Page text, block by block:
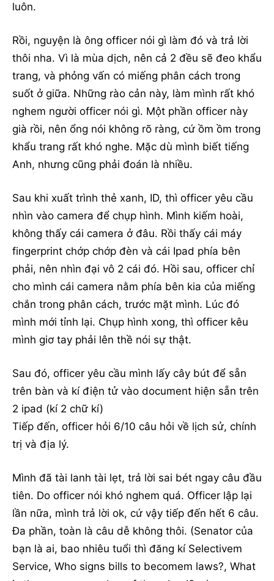
luôn.
Rồi, nguyện là ông officer nói gì làm đó và trả lời
thôi nha. Vì là mùa dịch, nên cả 2 đều sẽ đeo khẩu
trang, và phỏng vấn có miếng phân cách trong
suốt ở giữa. Những rào cản này, làm mình rất khó
nghem người officer nói gì. Một phần officer này
già rồi, nên ổng nói không rõ ràng, cứ ồm ồm trong
khẩu trang rất khó nghe. Mặc dù mình biết tiếng
Anh, nhưng cũng phải đoán là nhiều.
Sau khi xuất trình thẻ xanh, ID, thì officer yêu cầu
nhìn vào camera để chụp hình. Mình kiếm hoài,
không thấy cái camera ở đâu. Rồi thấy cái máy
fingerprint chớp chớp đèn và cái Ipad phía bên
phải, nên nhìn đại vô 2 cái đó. Hồi sau, officer chỉ
cho mình cái camera nằm phía bên kia của miếng
chắn trong phân cách, trước mặt mình. Lúc đó
mình mới tỉnh lại. Chụp hình xong, thì officer kêu
mình giơ tay phải lên thề nói sự thật.
Sau đó, officer yêu cầu mình lấy cây bút để sẵn
trên bàn và kí điện tử vào document hiện sẵn trên
2 ipad (kí 2 chữ kí)
Tiếp đến, officer hỏi 6/10 câu hỏi về lịch sử, chính
trị và địa lý.
Mình đã tài lanh tài lẹt, trả lời sai bét ngay câu đầu
tiên. Do officer nói khó nghem quá. Officer lập lại
lần nữa, mình trả lời ok, cứ vậy tiếp đến hết 6 câu.
Đa phần, toàn là câu dễ không thôi. (Senator của
bạn là ai, bao nhiêu tuổi thì đăng kí Selectivem
Service, Who signs bills to becomem laws?, What